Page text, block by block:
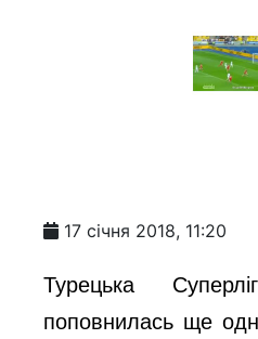
17 січня 2018, 11:20
Турецька
поповнилась ще